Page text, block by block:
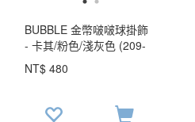
BUBBLE 金幣啵啵球掛飾
- 卡其/粉色/淺灰色 (209-
550 )
NT$ 480